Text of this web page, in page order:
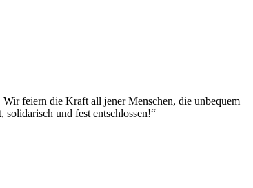
feiern die Kraft all jener Menschen, die unbequem
und fest entschlossen!“